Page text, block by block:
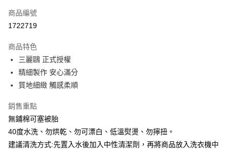
LINE Pay
街口支付
悠遊付
ATM付款
商品編號
1722719
商品特色
三麗鷗 正式授權
精細製作 安心滿分
質地細緻 觸感柔順
銷售重點
無鋪棉可塞被胎
40度水洗、勿烘乾、勿可漂白、低溫熨燙、勿擰扭。
建議清洗方式:先置入水後加入中性清潔劑，再將商品放入洗衣機中